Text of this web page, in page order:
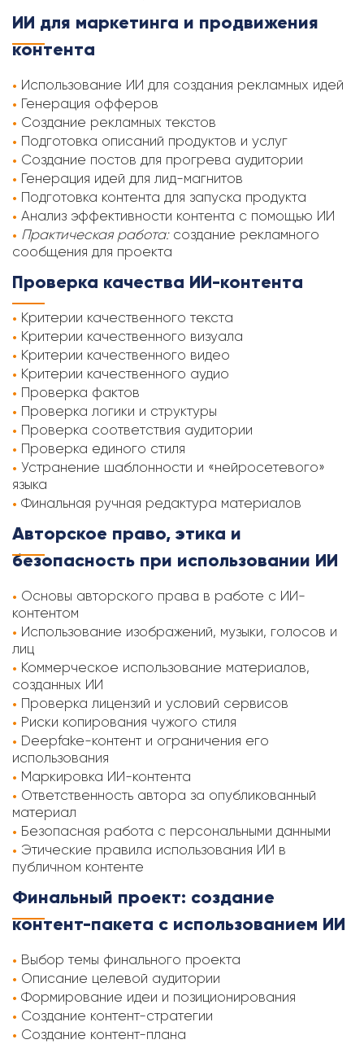
ИИ для маркетинга и продвижения
контента
Использование ИИ для создания рекламных идей
Генерация офферов
Создание рекламных текстов
Подготовка описаний продуктов и услуг
Создание постов для прогрева аудитории
Генерация идей для лид-магнитов
Подготовка контента для запуска продукта
Анализ эффективности контента с помощью ИИ
Практическая работа:создание рекламного
сообщения для проекта
Проверка качества ИИ-контента
Критерии качественного текста
Критерии качественного визуала
Критерии качественного видео
Критерии качественного аудио
Проверка фактов
Проверка логики и структуры
Проверка соответствия аудитории
Проверка единого стиля
Устранение шаблонности и «нейросетевого»
языка
Финальная ручная редактура материалов
Авторское право, этика и
безопасность при использовании ИИ
Основы авторского права в работе с ИИ-
контентом
Использование изображений, музыки, голосов и
лиц
Коммерческое использование материалов,
созданных ИИ
Проверка лицензий и условий сервисов
Риски копирования чужого стиля
Deepfake-контент и ограничения его
использования
Маркировка ИИ-контента
Ответственность автора за опубликованный
материал
Безопасная работа с персональными данными
Этические правила использования ИИ в
публичном контенте
Финальный проект: создание
контент-пакета с использованием ИИ
Выбор темы финального проекта
Описание целевой аудитории
Формирование идеи и позиционирования
Создание контент-стратегии
Создание контент-плана